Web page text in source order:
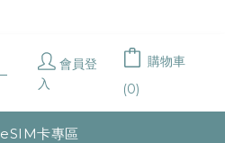
會員登
入
購物車
(0)
eSIM卡專區